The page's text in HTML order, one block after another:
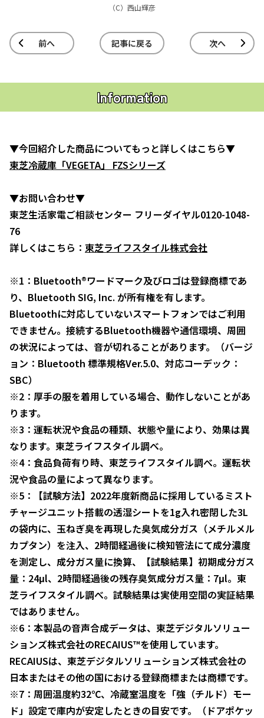
（C）西山輝彦
前へ 記事に戻る 次へ
Information
▼今回紹介した商品についてもっと詳しくはこちら▼
東芝冷蔵庫「VEGETA」 FZSシリーズ
▼お問い合わせ▼
東芝生活家電ご相談センター フリーダイヤル0120-1048-
76
詳しくはこちら： 東芝ライフスタイル株式会社
※1：Bluetooth®ワードマーク及びロゴは登録商標であ
り、Bluetooth SIG, Inc. が所有権を有します。
Bluetoothに対応していないスマートフォンではご利用
できません。接続するBluetooth機器や通信環境、周囲
の状況によっては、音が切れることがあります。（バージ
ョン：Bluetooth 標準規格Ver.5.0、対応コーデック：
SBC）
※2：厚手の服を着用している場合、動作しないことがあ
ります。
※3：運転状況や食品の種類、状態や量により、効果は異
なります。東芝ライフスタイル調べ。
※4：食品負荷有り時、東芝ライフスタイル調べ。運転状
況や食品の量によって異なります。
※5：【試験方法】2022年度新商品に採用しているミスト
チャージユニット搭載の透湿シートを1g入れ密閉した3L
の袋内に、玉ねぎ臭を再現した臭気成分ガス（メチルメル
カプタン）を注入、2時間経過後に検知管法にて成分濃度
を測定し、成分ガス量に換算、【試験結果】初期成分ガス
量：24μl、2時間経過後の残存臭気成分ガス量：7μl。東
芝ライフスタイル調べ。試験結果は実使用空間の実証結果
ではありません。
※6：本製品の音声合成データは、東芝デジタルソリュー
ションズ株式会社のRECAIUS™を使用しています。
RECAIUSは、東芝デジタルソリューションズ株式会社の
日本またはその他の国における登録商標または商標です。
※7：周囲温度約32℃、冷蔵室温度を「強（チルド）モー
ド」設定で庫内が安定したときの目安です。（ドアポケッ